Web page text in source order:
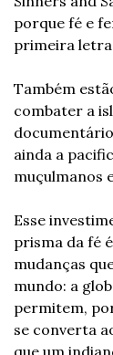
porque fé e
primeira
Também
combater a
ainda a
muçulmanos
Esse
prisma da fé
mudanças
mundo: a
permitem,
se converta